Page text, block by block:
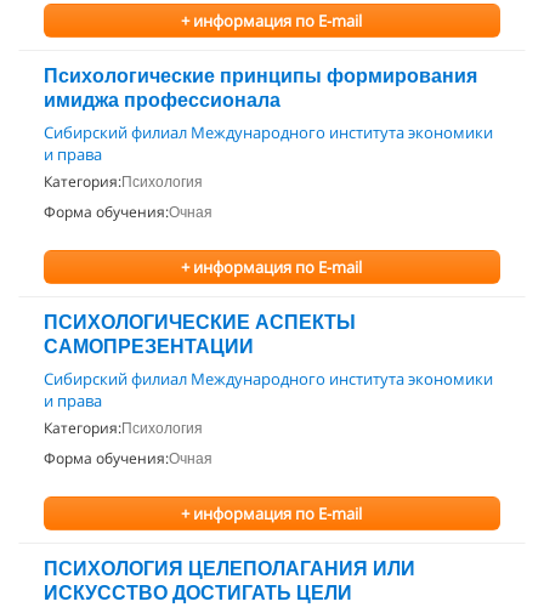
+ информация по E-mail
Психологические принципы формирования
имиджа профессионала
Сибирский филиал Международного института экономики
и права
Категория:Психология
Форма обучения:Очная
+ информация по E-mail
ПСИХОЛОГИЧЕСКИЕ АСПЕКТЫ
САМОПРЕЗЕНТАЦИИ
Сибирский филиал Международного института экономики
и права
Категория:Психология
Форма обучения:Очная
+ информация по E-mail
ПСИХОЛОГИЯ ЦЕЛЕПОЛАГАНИЯ ИЛИ
ИСКУССТВО ДОСТИГАТЬ ЦЕЛИ